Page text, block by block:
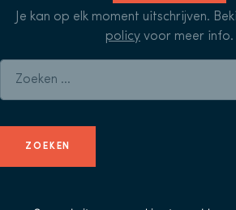
Je kan op elk moment uitschrijven.
policy voor meer info.